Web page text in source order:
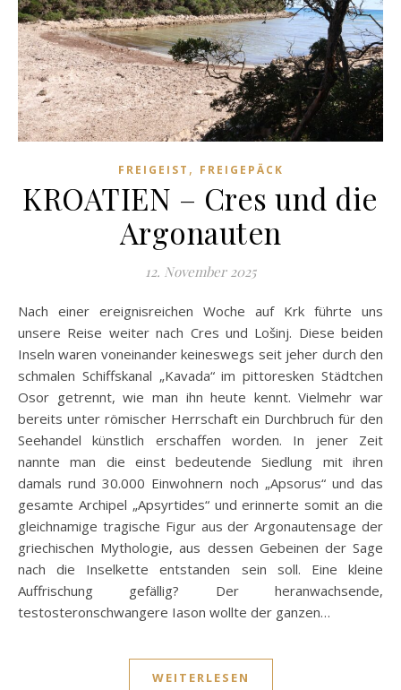
FREIGEIST , FREIGEPÄCK
KROATIEN – Cres und die
Argonauten
12. November 2025
Nach einer ereignisreichen Woche auf Krk führte uns
unsere Reise weiter nach Cres und Lošinj. Diese beiden
Inseln waren voneinander keineswegs seit jeher durch den
schmalen Schiffskanal „Kavada“ im pittoresken Städtchen
Osor getrennt, wie man ihn heute kennt. Vielmehr war
bereits unter römischer Herrschaft ein Durchbruch für den
Seehandel künstlich erschaffen worden. In jener Zeit
nannte man die einst bedeutende Siedlung mit ihren
damals rund 30.000 Einwohnern noch „Apsorus“ und das
gesamte Archipel „Apsyrtides“ und erinnerte somit an die
gleichnamige tragische Figur aus der Argonautensage der
griechischen Mythologie, aus dessen Gebeinen der Sage
nach die Inselkette entstanden sein soll. Eine kleine
Auffrischung gefällig? Der heranwachsende,
testosteronschwangere Iason wollte der ganzen…
WEITERLESEN